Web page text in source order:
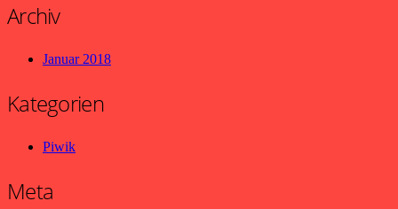
Archiv
Januar 2018
Kategorien
Piwik
Meta